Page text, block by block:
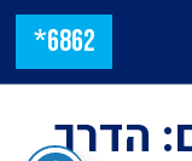
6862*
הדרך